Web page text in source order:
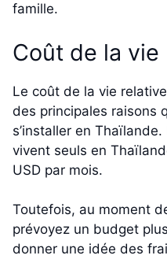
famille.
Coût de la vie
Le coût de la vie
des principales raisons
s’installer en Thaïlande.
vivent seuls en
USD par mois.
Toutefois, au moment
prévoyez un budget
donner une idée des